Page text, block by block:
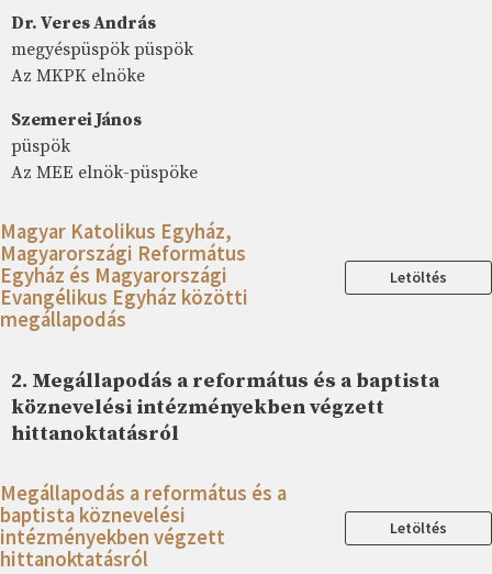
Dr. Veres András
megyéspüspök püspök
Az MKPK elnöke
Szemerei János
püspök
Az MEE elnök-püspöke
Magyar Katolikus Egyház,
Magyarországi Református
Egyház és Magyarországi
Evangélikus Egyház közötti
megállapodás
Letöltés
2. Megállapodás a református és a baptista
köznevelési intézményekben végzett
hittanoktatásról
Megállapodás a református és a
baptista köznevelési
intézményekben végzett
hittanoktatásról
Letöltés